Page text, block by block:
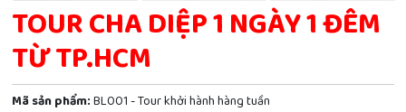
TOUR CHA DIỆP 1 NGÀY 1 ĐÊM
TỪ TP.HCM
Mã sản phẩm:BL001 - Tour khởi hành hàng tuần